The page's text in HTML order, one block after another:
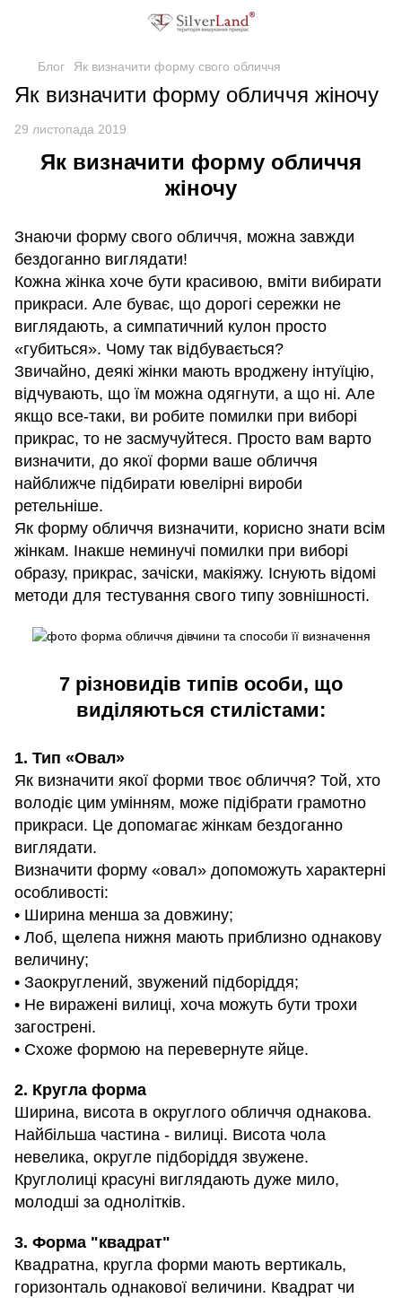
Блог Як визначити форму свого обличчя
Як визначити форму обличчя жіночу
29 листопада 2019
Як визначити форму обличчя
жіночу
Знаючи форму свого обличчя, можна завжди
бездоганно виглядати!
Кожна жінка хоче бути красивою, вміти вибирати
прикраси. Але буває, що дорогі сережки не
виглядають, а симпатичний кулон просто
«губиться». Чому так відбувається?
Звичайно, деякі жінки мають вроджену інтуїцію,
відчувають, що їм можна одягнути, а що ні. Але
якщо все-таки, ви робите помилки при виборі
прикрас, то не засмучуйтеся. Просто вам варто
визначити, до якої форми ваше обличчя
найближче підбирати ювелірні вироби
ретельніше.
Як форму обличчя визначити, корисно знати всім
жінкам. Інакше неминучі помилки при виборі
образу, прикрас, зачіски, макіяжу. Існують відомі
методи для тестування свого типу зовнішності.
7 різновидів типів особи, що
виділяються стилістами:
1. Тип «Овал»
Як визначити якої форми твоє обличчя? Той, хто
володіє цим умінням, може підібрати грамотно
прикраси. Це допомагає жінкам бездоганно
виглядати.
Визначити форму «овал» допоможуть характерні
особливості:
• Ширина менша за довжину;
• Лоб, щелепа нижня мають приблизно однакову
величину;
• Заокруглений, звужений підборіддя;
• Не виражені вилиці, хоча можуть бути трохи
загострені.
• Схоже формою на перевернуте яйце.
2. Кругла форма
Ширина, висота в округлого обличчя однакова.
Найбільша частина - вилиці. Висота чола
невелика, округле підборіддя звужене.
Круглолиці красуні виглядають дуже мило,
молодші за однолітків.
3. Форма "квадрат"
Квадратна, кругла форми мають вертикаль,
горизонталь однакової величини. Квадрат чи